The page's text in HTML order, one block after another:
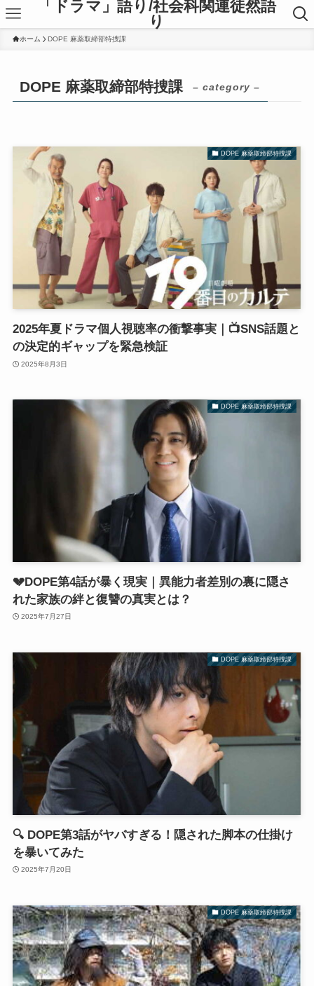
「ドラマ」語り/社会科関連徒然語
り
ホーム DOPE 麻薬取締部特捜課
DOPE 麻薬取締部特捜課 – category –
DOPE 麻薬取締部特捜課
2025年夏ドラマ個人視聴率の衝撃事実｜📺SNS話題と
の決定的ギャップを緊急検証
2025年8月3日
DOPE 麻薬取締部特捜課
💔DOPE第4話が暴く現実｜異能力者差別の裏に隠さ
れた家族の絆と復讐の真実とは？
2025年7月27日
DOPE 麻薬取締部特捜課
🔍 DOPE第3話がヤバすぎる！隠された脚本の仕掛け
を暴いてみた
2025年7月20日
DOPE 麻薬取締部特捜課